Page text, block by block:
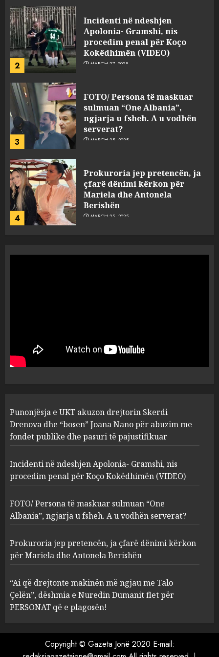
2
Incidenti në ndeshjen
Apolonia- Gramshi, nis
procedim penal për Koço
Kokëdhimën (VIDEO)
MARCH 27, 2025
3
FOTO/ Persona të maskuar
sulmuan “One Albania”,
ngjarja u fsheh. A u vodhën
serverat?
MARCH 25, 2025
4
Prokuroria jep pretencën, ja
çfarë dënimi kërkon për
Mariela dhe Antonela
Berishën
MARCH 25, 2025
1
“bosen” Joana Nano për
abuzim me fondet publike dhe
pasuri të pajustifikuar
2
Apolonia- Gramshi, nis
procedim penal për Koço
Kokëdhimën (VIDEO)
MARCH 27, 2025
3
FOTO/ Persona të maskuar
sulmuan “One Albania”,
ngjarja u fsheh. A u vodhën
serverat?
MARCH 25, 2025
4
Prokuroria jep pretencën, ja
çfarë dënimi kërkon për
Berishën
MARCH 25, 2025
“Ai që drejtonte makinën më
ngjau me Talo Çelën”,
dëshmia e Nuredin Dumanit
Punonjësja e UKT akuzon drejtorin Skerdi
Drenova dhe “bosen” Joana Nano për abuzim me
fondet publike dhe pasuri të pajustifikuar
Incidenti në ndeshjen Apolonia- Gramshi, nis
procedim penal për Koço Kokëdhimën (VIDEO)
FOTO/ Persona të maskuar sulmuan “One
Albania”, ngjarja u fsheh. A u vodhën serverat?
Prokuroria jep pretencën, ja çfarë dënimi kërkon
për Mariela dhe Antonela Berishën
“Ai që drejtonte makinën më ngjau me Talo
Çelën”, dëshmia e Nuredin Dumanit flet për
PERSONAT që e plagosën!
Copyright © Gazeta Jonë 2020 E-mail: